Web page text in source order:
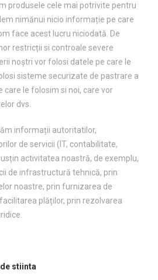
produsele cele mai potrivite pentru
nimănui nicio informație pe care
face acest lucru niciodată. De
restricții si controale severe
noștri vor folosi datele pe care le
sisteme securizate de pastrare a
care le folosim si noi, care vor
dvs.
informații autoritatilor,
de servicii (IT, contabilitate,
activitatea noastră, de exemplu,
de infrastructură tehnică, prin
noastre, prin furnizarea de
plăților, prin rezolvarea
stiinta